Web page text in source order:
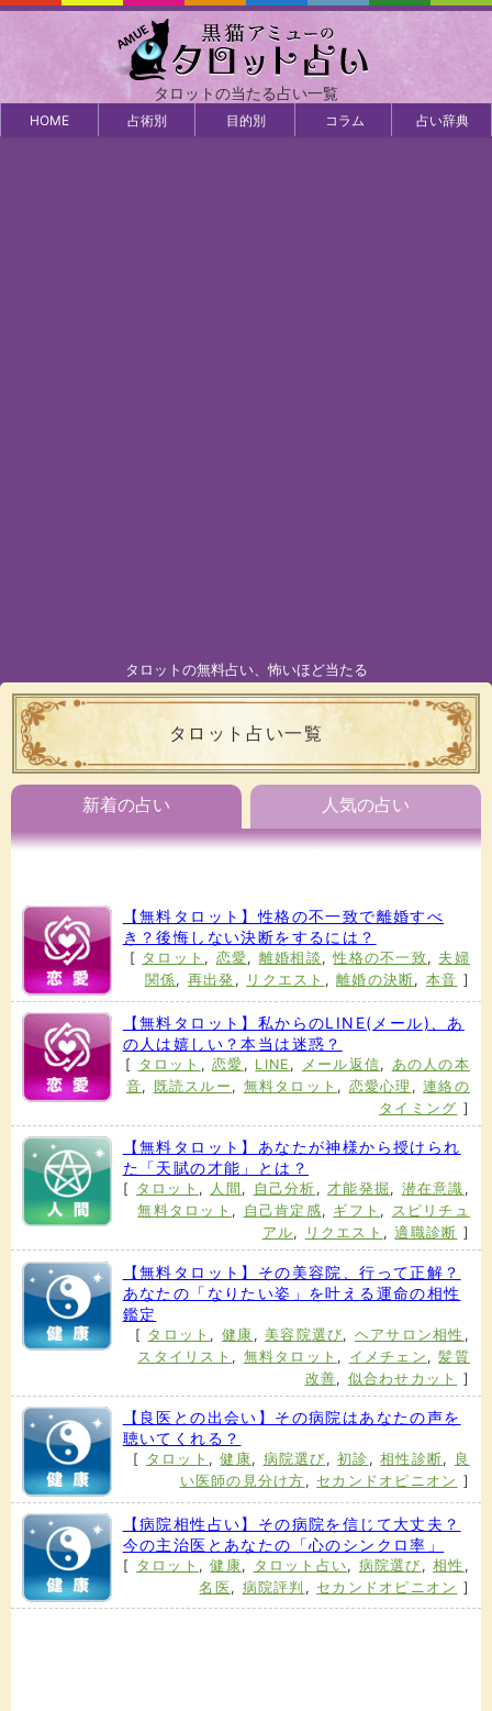
タロットの当たる占い一覧
HOME 占術別 目的別 コラム 占い辞典
タロットの無料占い、怖いほど当たる
タロット占い一覧
新着の占い 人気の占い
【無料タロット】性格の不一致で離婚すべ
き？後悔しない決断をするには？
[ タロット , 恋愛, 離婚相談 ,性格の不一致, 夫婦
関係, 再出発 , リクエスト ,離婚の決断, 本音 ]
【無料タロット】私からのLINE(メール)、あ
の人は嬉しい？本当は迷惑？
[ タロット ,恋愛 , LINE , メール返信, あの人の本
音, 既読スルー , 無料タロット , 恋愛心理 ,連絡の
タイミング ]
【無料タロット】あなたが神様から授けられ
た「天賦の才能」とは？
[ タロット , 人間 , 自己分析 ,才能発掘 , 潜在意識 ,
無料タロット , 自己肯定感, ギフト , スピリチュ
アル, リクエスト ,適職診断 ]
【無料タロット】その美容院、行って正解？
あなたの「なりたい姿」を叶える運命の相性
鑑定
[ タロット , 健康 ,美容院選び, ヘアサロン相性 ,
スタイリスト , 無料タロット , イメチェン ,髪質
改善, 似合わせカット ]
【良医との出会い】その病院はあなたの声を
聴いてくれる？
[ タロット ,健康, 病院選び ,初診 ,相性診断,
良
い医師の見分け方 , セカンドオピニオン ]
【病院相性占い】その病院を信じて大丈夫？
今の主治医とあなたの「心のシンクロ率」
[ タロット ,健康, タロット占い, 病院選び ,相性 ,
名医, 病院評判 , セカンドオピニオン ]